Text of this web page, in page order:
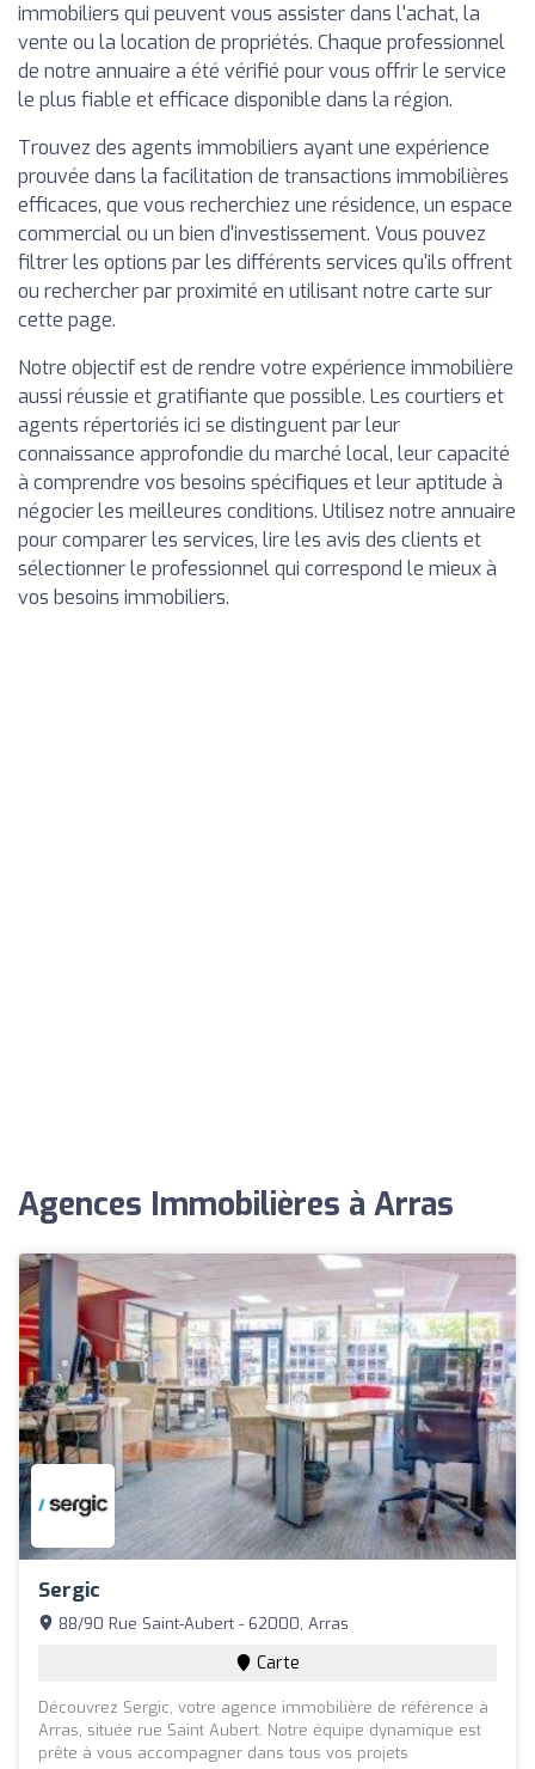
immobiliers qui peuvent vous assister dans l'achat, la
vente ou la location de propriétés. Chaque professionnel
de notre annuaire a été vérifié pour vous offrir le service
le plus fiable et efficace disponible dans la région.
Trouvez des agents immobiliers ayant une expérience
prouvée dans la facilitation de transactions immobilières
efficaces, que vous recherchiez une résidence, un espace
commercial ou un bien d'investissement. Vous pouvez
filtrer les options par les différents services qu'ils offrent
ou rechercher par proximité en utilisant notre carte sur
cette page.
Notre objectif est de rendre votre expérience immobilière
aussi réussie et gratifiante que possible. Les courtiers et
agents répertoriés ici se distinguent par leur
connaissance approfondie du marché local, leur capacité
à comprendre vos besoins spécifiques et leur aptitude à
négocier les meilleures conditions. Utilisez notre annuaire
pour comparer les services, lire les avis des clients et
sélectionner le professionnel qui correspond le mieux à
vos besoins immobiliers.
Agences Immobilières à Arras
Sergic
88/90 Rue Saint-Aubert - 62000, Arras
Carte
Découvrez Sergic, votre agence immobilière de référence à
Arras, située rue Saint Aubert. Notre équipe dynamique est
prête à vous accompagner dans tous vos projets